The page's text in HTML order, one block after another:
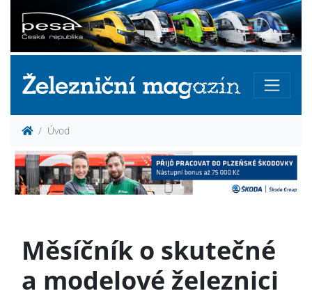
Úvod
Měsíčník o skutečné
a modelové železnici